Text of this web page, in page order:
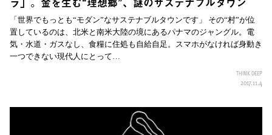
「世界でもっとも“モダン”なサステナブルタウンです」 その“村”が位
置しているのは、北米と南米大陸の境にあるパナマのジャングル。電
気・水道・ガスなし、食糧に住処も自給自足。スマホがなければ身動き
一つできない現代人にとって…
THINK DEEP
2017.11.4